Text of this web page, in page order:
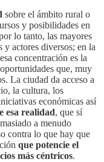
sobre el ámbito rural o
y posibilidades en
lo tanto, las mayores
y actores diversos; en la
concentración es la
que, muy
La ciudad da acceso a
la cultura, los
económicas así
esa realidad, que sí
a menudo
contra lo que hay que
que potencie el
más céntricos.